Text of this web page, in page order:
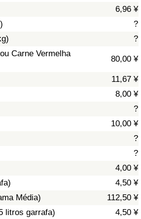
6,96 ¥
?
?
Carne Vermelha
80,00 ¥
11,67 ¥
8,00 ¥
?
10,00 ¥
?
?
4,00 ¥
4,50 ¥
Média)
112,50 ¥
litros garrafa)
4,50 ¥
País
por País
(Atual)